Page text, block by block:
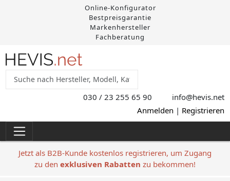
Online-Konfigurator
Bestpreisgarantie
Markenhersteller
Fachberatung
030 / 23 255 65 90 info@hevis.net
Anmelden | Registrieren
Jetzt als B2B-Kunde kostenlos registrieren, um Zugang
zu den exklusiven Rabatten zu bekommen!